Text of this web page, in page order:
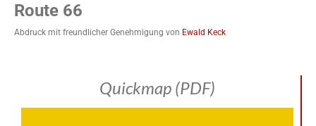
Route 66
Abdruck mit freundlicher Genehmigung von Ewald Keck
Quickmap (PDF)